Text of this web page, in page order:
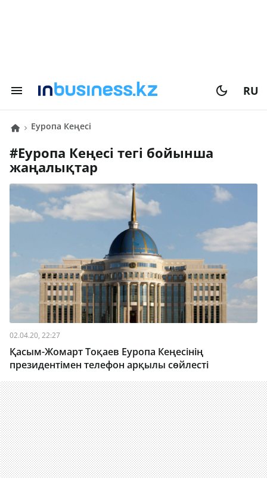
RU
Еуропа Кеңесі
# Еуропа Кеңесі тегі бойынша
жаңалықтар
02.04.20, 22:27
Қасым-Жомарт Тоқаев Еуропа Кеңесінің
президентімен телефон арқылы сөйлесті